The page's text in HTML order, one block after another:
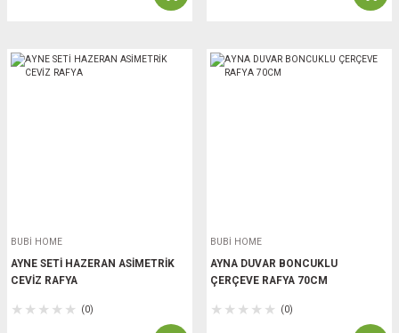
BUBİ HOME
AYNE SETİ HAZERAN ASİMETRİK
CEVİZ RAFYA
(0)
BUBİ HOME
AYNA DUVAR BONCUKLU
ÇERÇEVE RAFYA 70CM
(0)